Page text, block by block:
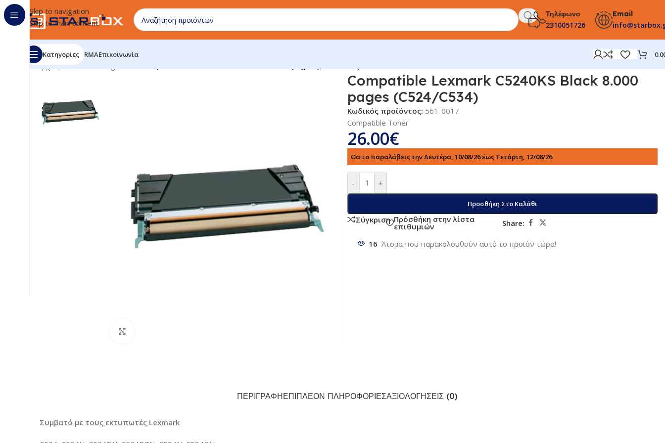
Skip to navigation
Skip to main content
Τηλέφωνο
2310051726
Email
Κατηγορίες RMAΕπικοινωνία
Αρχική σελίδα
Compatible Lexmark C5240KS Black 8.000
pages (C524/C534)
Κωδικός προϊόντος: 561-0017
Compatible Toner
26.00€
Θα το παραλάβεις την Δευτέρα, 10/08/26 έως Τετάρτη, 12/08/26
- +
Προσθήκη Στο Καλάθι
Σύγκριση Πρόσθήκη στην λίστα
επιθυμιών Share:
16 Άτομα που παρακολουθούν αυτό το προϊόν τώρα!
ΠΕΡΙΓΡΑΦΉΕΠΙΠΛΈΟΝ ΠΛΗΡΟΦΟΡΊΕΣΑΞΙΟΛΟΓΉΣΕΙΣ (0)
Συμβατό με τους εκτυπωτές Lexmark